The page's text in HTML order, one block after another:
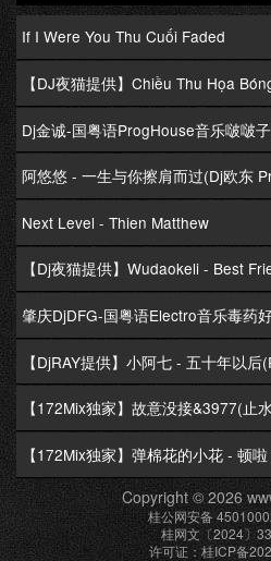
If I Were You Thu Cuối Faded
【DJ夜猫提供】Chiều Thu Họa
Next Level - Thien Matthew
【Dj夜猫提供】Wudaokeli - Best
肇庆DjDFG-国粤语Electro音乐毒药
Copyright © 2026
桂公网安备
桂网文〔2024〕
许可证：桂ICP备